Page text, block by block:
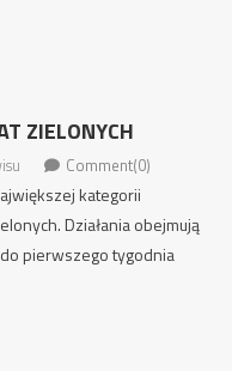
ZIELONYCH
Comment(0)
kategorii
Działania obejmują
pierwszego tygodnia